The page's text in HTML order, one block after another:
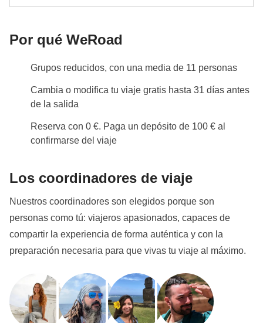
su gestión ni asume responsabilidad alguna
compartir cama
Ver todos los detalles
Por qué WeRoad
Grupos reducidos, con una media de 11 personas
Cambia o modifica tu viaje gratis hasta 31 días antes
de la salida
Reserva con 0 €. Paga un depósito de 100 € al
confirmarse del viaje
Los coordinadores de viaje
Nuestros coordinadores son elegidos porque son
personas como tú: viajeros apasionados, capaces de
compartir la experiencia de forma auténtica y con la
preparación necesaria para que vivas tu viaje al máximo.